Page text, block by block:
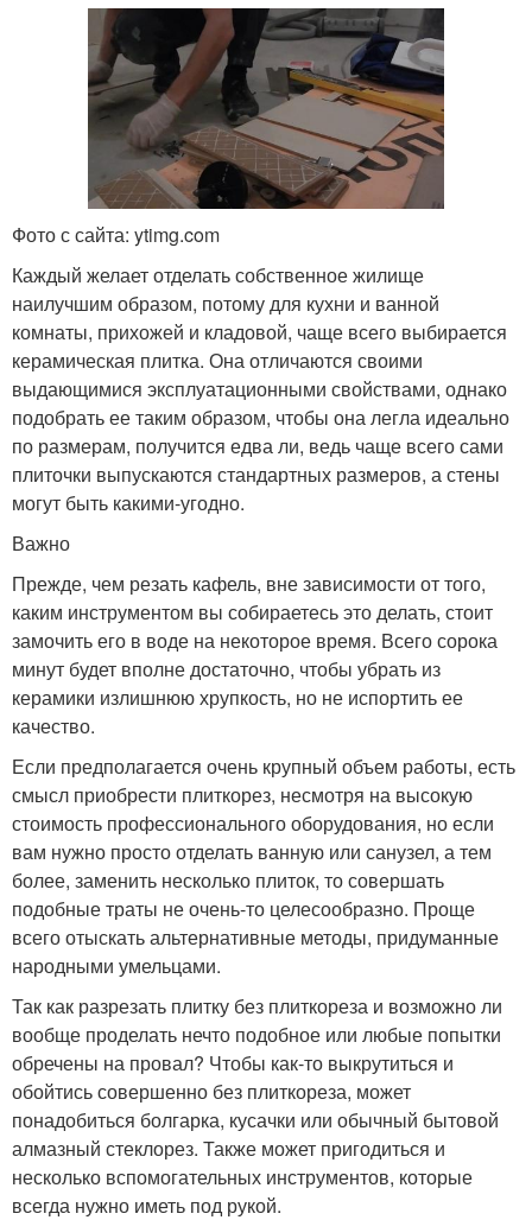
Фото с сайта: ytimg.com
Каждый желает отделать собственное жилище
наилучшим образом, потому для кухни и ванной
комнаты, прихожей и кладовой, чаще всего выбирается
керамическая плитка. Она отличаются своими
выдающимися эксплуатационными свойствами, однако
подобрать ее таким образом, чтобы она легла идеально
по размерам, получится едва ли, ведь чаще всего сами
плиточки выпускаются стандартных размеров, а стены
могут быть какими-угодно.
Важно
Прежде, чем резать кафель, вне зависимости от того,
каким инструментом вы собираетесь это делать, стоит
замочить его в воде на некоторое время. Всего сорока
минут будет вполне достаточно, чтобы убрать из
керамики излишнюю хрупкость, но не испортить ее
качество.
Если предполагается очень крупный объем работы, есть
смысл приобрести плиткорез, несмотря на высокую
стоимость профессионального оборудования, но если
вам нужно просто отделать ванную или санузел, а тем
более, заменить несколько плиток, то совершать
подобные траты не очень-то целесообразно. Проще
всего отыскать альтернативные методы, придуманные
народными умельцами.
Так как разрезать плитку без плиткореза и возможно ли
вообще проделать нечто подобное или любые попытки
обречены на провал? Чтобы как-то выкрутиться и
обойтись совершенно без плиткореза, может
понадобиться болгарка, кусачки или обычный бытовой
алмазный стеклорез. Также может пригодиться и
несколько вспомогательных инструментов, которые
всегда нужно иметь под рукой.